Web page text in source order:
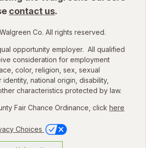
contact us.
Co. All rights reserved.
opportunity employer. All qualified
consideration for employment
color, religion, sex, sexual
national origin, disability,
characteristics protected by law.
Fair Chance Ordinance, click here
Choices